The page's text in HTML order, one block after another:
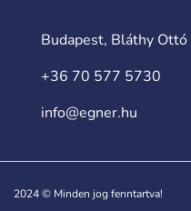
Budapest, Bláthy
+36 70 577 5730
info@egner.hu
2024 © Minden jog fenntartva!